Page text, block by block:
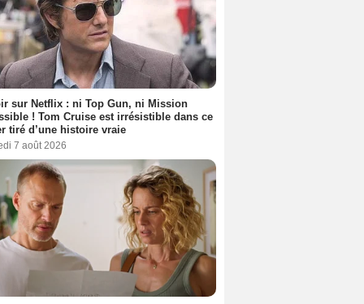
sur Netflix : ni Top Gun, ni Mission
! Tom Cruise est irrésistible dans ce
tiré d’une histoire vraie
7 août 2026